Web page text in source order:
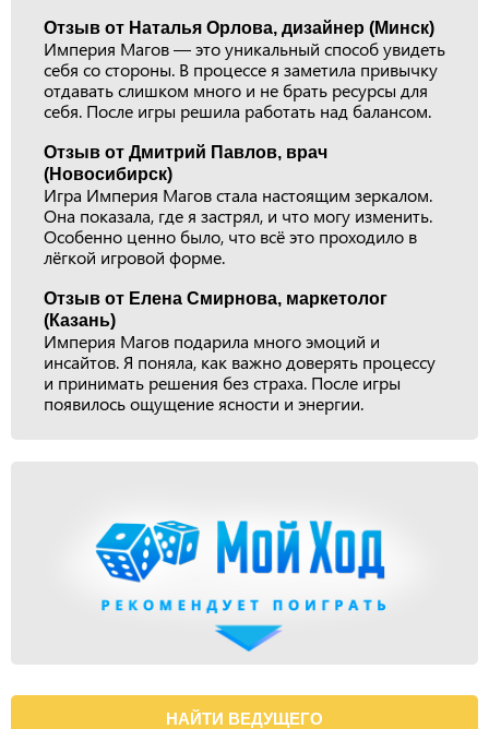
Отзыв от Наталья Орлова, дизайнер (Минск)
Империя Магов — это уникальный способ увидеть
себя со стороны. В процессе я заметила привычку
отдавать слишком много и не брать ресурсы для
себя. После игры решила работать над балансом.
Отзыв от Дмитрий Павлов, врач
(Новосибирск)
Игра Империя Магов стала настоящим зеркалом.
Она показала, где я застрял, и что могу изменить.
Особенно ценно было, что всё это проходило в
лёгкой игровой форме.
Отзыв от Елена Смирнова, маркетолог
(Казань)
Империя Магов подарила много эмоций и
инсайтов. Я поняла, как важно доверять процессу
и принимать решения без страха. После игры
появилось ощущение ясности и энергии.
НАЙТИ ВЕДУЩЕГО